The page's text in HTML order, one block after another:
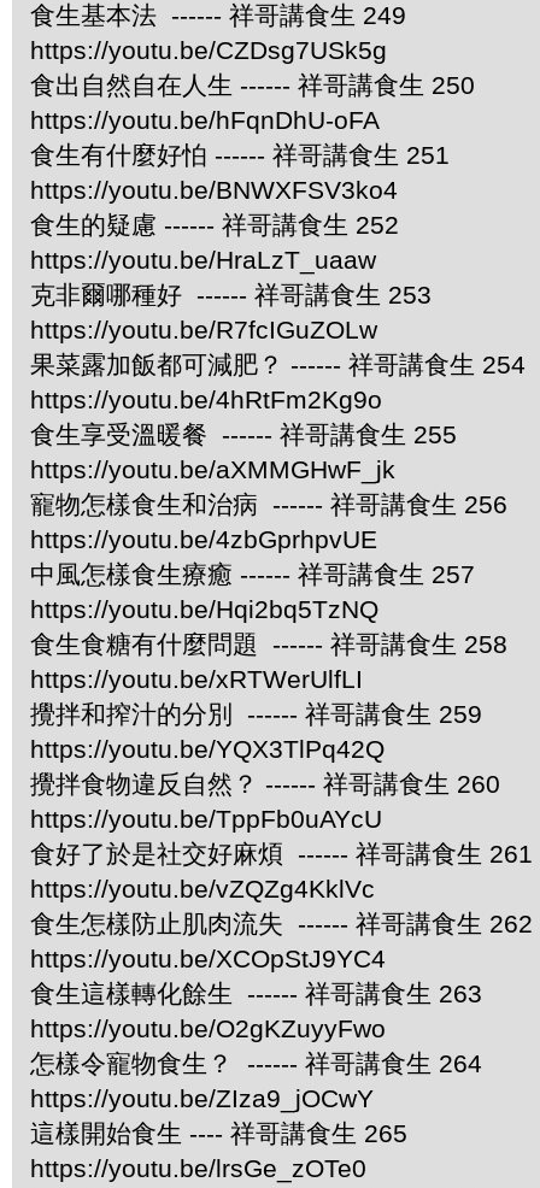
食生基本法 ------ 祥哥講食生 249
https://youtu.be/CZDsg7USk5g
食出自然自在人生 ------ 祥哥講食生 250
https://youtu.be/hFqnDhU-oFA
食生有什麼好怕 ------ 祥哥講食生 251
https://youtu.be/BNWXFSV3ko4
食生的疑慮 ------ 祥哥講食生 252
https://youtu.be/HraLzT_uaaw
克非爾哪種好 ------ 祥哥講食生 253
https://youtu.be/R7fcIGuZOLw
果菜露加飯都可減肥？ ------ 祥哥講食生 254
https://youtu.be/4hRtFm2Kg9o
食生享受溫暖餐 ------ 祥哥講食生 255
https://youtu.be/aXMMGHwF_jk
寵物怎樣食生和治病 ------ 祥哥講食生 256
https://youtu.be/4zbGprhpvUE
中風怎樣食生療癒 ------ 祥哥講食生 257
https://youtu.be/Hqi2bq5TzNQ
食生食糖有什麼問題 ------ 祥哥講食生 258
https://youtu.be/xRTWerUlfLI
攪拌和搾汁的分別 ------ 祥哥講食生 259
https://youtu.be/YQX3TlPq42Q
攪拌食物違反自然？ ------ 祥哥講食生 260
https://youtu.be/TppFb0uAYcU
食好了於是社交好麻煩 ------ 祥哥講食生 261
https://youtu.be/vZQZg4KklVc
食生怎樣防止肌肉流失 ------ 祥哥講食生 262
https://youtu.be/XCOpStJ9YC4
食生這樣轉化餘生 ------ 祥哥講食生 263
https://youtu.be/O2gKZuyyFwo
怎樣令寵物食生？ ------ 祥哥講食生 264
https://youtu.be/ZIza9_jOCwY
這樣開始食生 ---- 祥哥講食生 265
https://youtu.be/lrsGe_zOTe0